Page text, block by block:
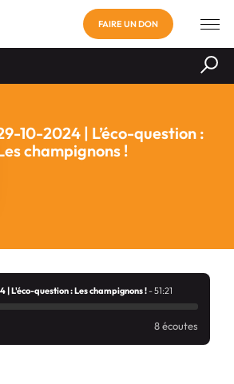
FAIRE UN DON
10-2024 | L’éco-question :
champignons !
| L'éco-question : Les champignons !- 51:21
8 écoutes